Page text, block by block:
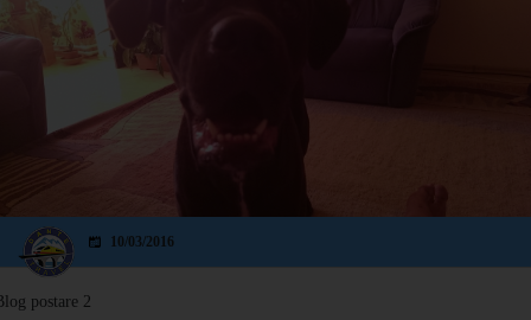
10/03/2016
postare 2